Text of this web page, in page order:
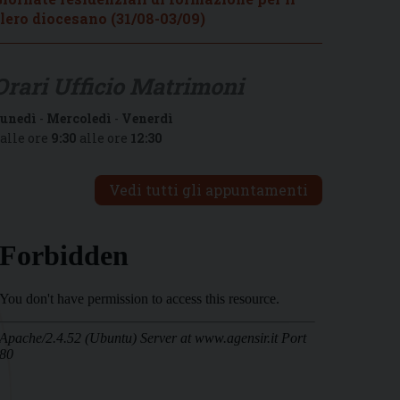
diocesano (31/08-03/09)
- Mercoledì - Venerdì
ore 9:30 alle ore 12:30
Vedi tutti gli appuntamenti